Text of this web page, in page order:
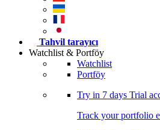
Tahvil tarayıcı
Watchlist & Portföy
Watchlist
Portföy
Try in 7 days Trial
Track your portfolio